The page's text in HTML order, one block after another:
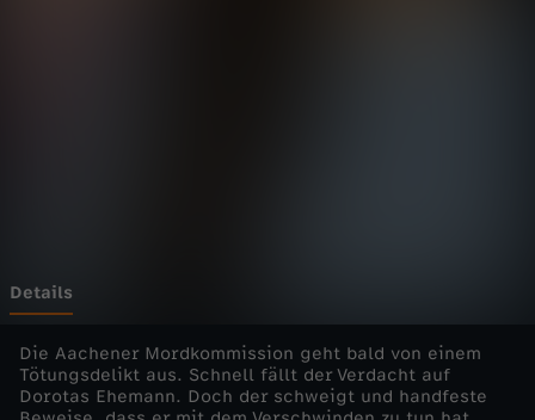
n
e
Details
Die Aachener Mordkommission geht bald von einem
Tötungsdelikt aus. Schnell fällt der Verdacht auf
Dorotas Ehemann. Doch der schweigt und handfeste